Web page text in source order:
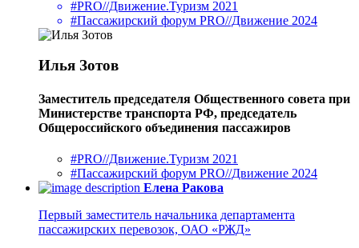
#PRO//Движение.Туризм 2021
#Пассажирский форум PRO//Движение 2024
Илья Зотов
Заместитель председателя Общественного совета при
Министерстве транспорта РФ, председатель
Общероссийского объединения пассажиров
#PRO//Движение.Туризм 2021
#Пассажирский форум PRO//Движение 2024
Елена Ракова
Первый заместитель начальника департамента
пассажирских перевозок, ОАО «РЖД»